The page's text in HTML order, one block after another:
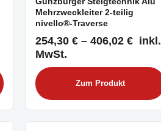
Mehrzweckleiter 2-teilig
nivello®-Traverse
254,30 € – 406,02 € inkl.
MwSt.
Zum Produkt